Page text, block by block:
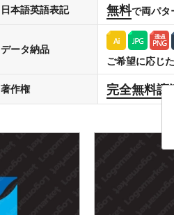
日本語英語表記 無料で両パタ
データ納品
ご希望に応じ
著作権
完全無料譲